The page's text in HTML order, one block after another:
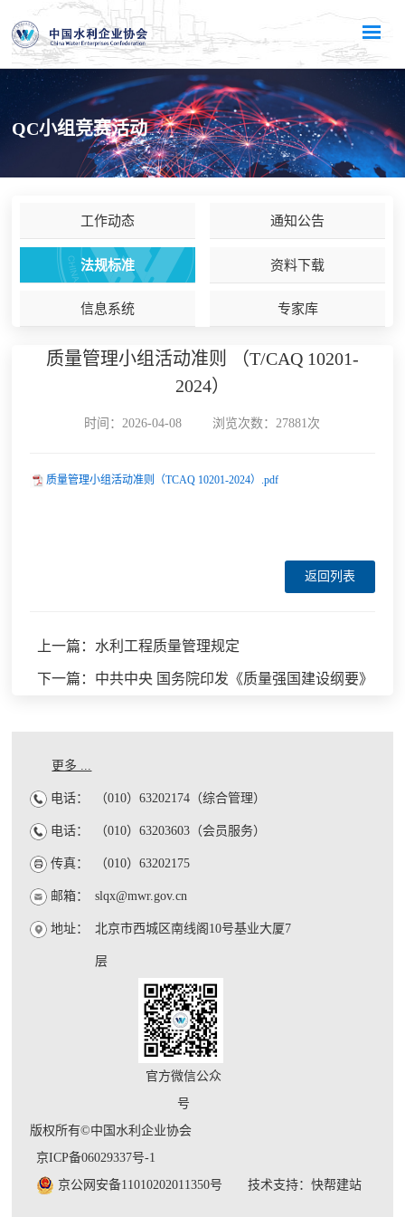
QC小组竞赛活动
工作动态 通知公告
法规标准 资料下载
信息系统 专家库
质量管理小组活动准则 （T/CAQ 10201-
2024）
时间：2026-04-08 浏览次数：27881次
质量管理小组活动准则（TCAQ 10201-2024）.pdf
返回列表
上一篇：水利工程质量管理规定
下一篇：中共中央 国务院印发《质量强国建设纲要》
更多 ...
电话： （010）63202174（综合管理）
电话： （010）63203603（会员服务）
传真： （010）63202175
邮箱： slqx@mwr.gov.cn
地址： 北京市西城区南线阁10号基业大厦7
层
官方微信公众
号
版权所有©中国水利企业协会
京ICP备06029337号-1
京公网安备11010202011350号
技术支持：快帮建站